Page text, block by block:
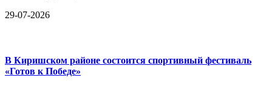
29-07-2026
В Киришском районе состоится спортивный фестиваль
«Готов к Победе»